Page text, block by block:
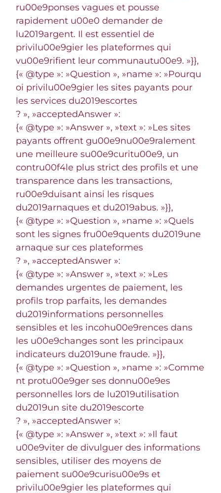
ru00e9ponses vagues et pousse
rapidement u00e0 demander de
lu2019argent. Il est essentiel de
privilu00e9gier les plateformes qui
vu00e9rifient leur communautu00e9. »}},
{« @type »: »Question », »name »: »Pourqu
oi privilu00e9gier les sites payants pour
les services du2019escortes
? », »acceptedAnswer »:
{« @type »: »Answer », »text »: »Les sites
payants offrent gu00e9nu00e9ralement
une meilleure su00e9curitu00e9, un
contru00f4le plus strict des profils et une
transparence dans les transactions,
ru00e9duisant ainsi les risques
du2019arnaques et du2019abus. »}},
{« @type »: »Question », »name »: »Quels
sont les signes fru00e9quents du2019une
arnaque sur ces plateformes
? », »acceptedAnswer »:
{« @type »: »Answer », »text »: »Les
demandes urgentes de paiement, les
profils trop parfaits, les demandes
du2019informations personnelles
sensibles et les incohu00e9rences dans
les u00e9changes sont les principaux
indicateurs du2019une fraude. »}},
{« @type »: »Question », »name »: »Comme
nt protu00e9ger ses donnu00e9es
personnelles lors de lu2019utilisation
du2019un site du2019escorte
? », »acceptedAnswer »:
{« @type »: »Answer », »text »: »Il faut
u00e9viter de divulguer des informations
sensibles, utiliser des moyens de
paiement su00e9curisu00e9s et
privilu00e9gier les plateformes qui